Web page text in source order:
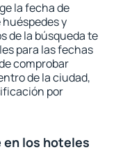
la fecha de
y
de la búsqueda te
para las fechas
comprobar
de la ciudad,
por
en los hoteles